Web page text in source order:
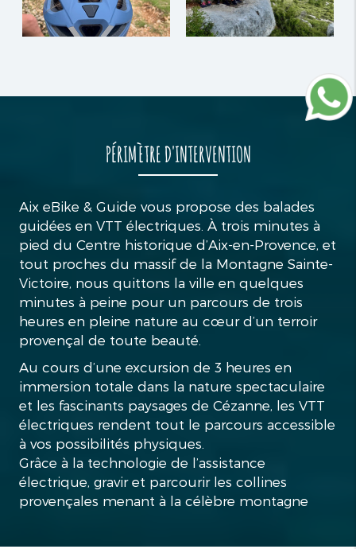
PÉRIMÈTRE D'INTERVENTION
Aix eBike & Guide vous propose des balades
guidées en VTT électriques. À trois minutes à
pied du Centre historique d’Aix-en-Provence, et
tout proches du massif de la Montagne Sainte-
Victoire, nous quittons la ville en quelques
minutes à peine pour un parcours de trois
heures en pleine nature au cœur d’un terroir
provençal de toute beauté.
Au cours d’une excursion de 3 heures en
immersion totale dans la nature spectaculaire
et les fascinants paysages de Cézanne, les VTT
électriques rendent tout le parcours accessible
à vos possibilités physiques.
Grâce à la technologie de l’assistance
électrique, gravir et parcourir les collines
provençales menant à la célèbre montagne